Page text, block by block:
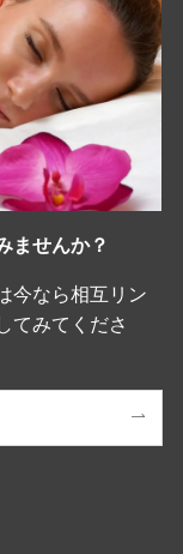
ませんか？
今なら相互リン
てみてくださ